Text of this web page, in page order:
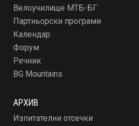
Велоучилище МТБ-БГ
Партньорски програми
Календар
Форум
Речник
BG Mountains
АРХИВ
Изпитателни отсечки